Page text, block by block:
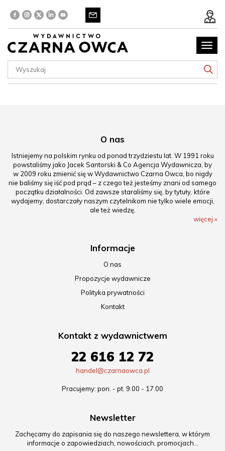
menu
O nas
Istniejemy na polskim rynku od ponad trzydziestu lat. W 1991 roku
powstaliśmy jako Jacek Santorski & Co Agencja Wydawnicza, by
w 2009 roku zmienić się w Wydawnictwo Czarna Owca, bo nigdy
nie baliśmy się iść pod prąd – z czego też jesteśmy znani od samego
początku działalności. Od zawsze staraliśmy się, by tytuły, które
wydajemy, dostarczały naszym czytelnikom nie tylko wiele emocji,
ale też wiedzę.
więcej »
Informacje
O nas
Propozycje wydawnicze
Polityka prywatności
Kontakt
Kontakt z wydawnictwem
22 616 12 72
handel@czarnaowca.pl
Pracujemy: pon. - pt. 9.00 - 17.00
Newsletter
Zachęcamy do zapisania się do naszego newslettera, w którym
informacje o zapowiedziach, nowościach, promocjach…